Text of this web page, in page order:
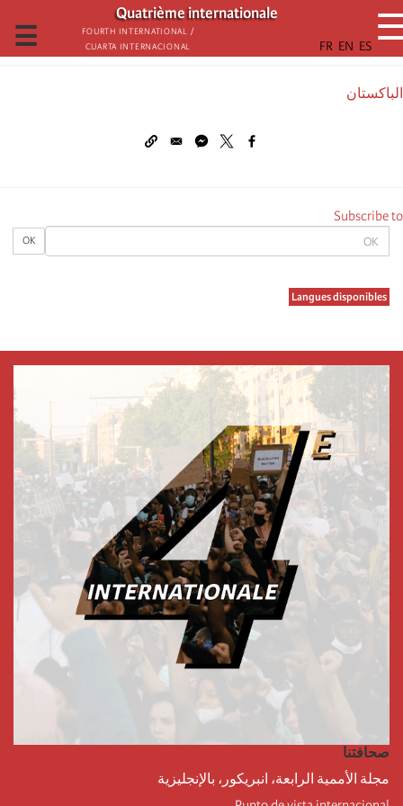
تجاوز
إلى
المحتوى
Quatrième internationale
Fourth International /
Cuarta Internacional
☰
OK
OK
Langues disponibles
الباكستان
Subscribe to
صحافتنا
مجلة الأممية الرابعة، انبريكور، بالإنجليزية